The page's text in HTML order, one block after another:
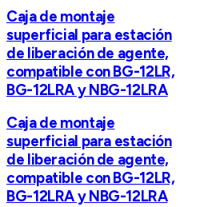
Caja de montaje
superficial para estación
de liberación de agente,
compatible con BG-12LR,
BG-12LRA y NBG-12LRA
Caja de montaje
superficial para estación
de liberación de agente,
compatible con BG-12LR,
BG-12LRA y NBG-12LRA